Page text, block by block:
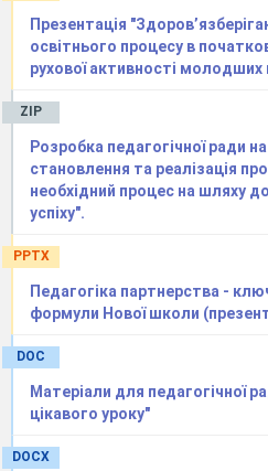
Презентація
освітнього процесу в
рухової активності молодших
ZIP
Розробка педагогічної ради
становлення та реалізація
необхідний процес на шляху
успіху".
PPTX
Педагогіка партнерства -
формули Нової школи
DOC
Матеріали для педагогічної
цікавого уроку"
DOCX